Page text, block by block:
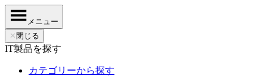
メニュー
✕ 閉じる
IT製品を探す
カテゴリーから探す